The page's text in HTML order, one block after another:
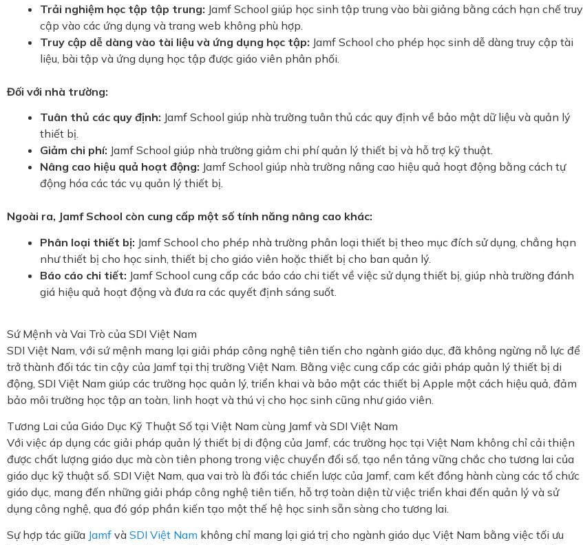
Trải nghiệm học tập tập trung: Jamf School giúp học sinh tập trung vào bài giảng bằng cách hạn chế truy
cập vào các ứng dụng và trang web không phù hợp.
Truy cập dễ dàng vào tài liệu và ứng dụng học tập: Jamf School cho phép học sinh dễ dàng truy cập tài
liệu, bài tập và ứng dụng học tập được giáo viên phân phối.
Đối với nhà trường:
Tuân thủ các quy định: Jamf School giúp nhà trường tuân thủ các quy định về bảo mật dữ liệu và quản lý
thiết bị.
Giảm chi phí: Jamf School giúp nhà trường giảm chi phí quản lý thiết bị và hỗ trợ kỹ thuật.
Nâng cao hiệu quả hoạt động: Jamf School giúp nhà trường nâng cao hiệu quả hoạt động bằng cách tự
động hóa các tác vụ quản lý thiết bị.
Ngoài ra, Jamf School còn cung cấp một số tính năng nâng cao khác:
Phân loại thiết bị: Jamf School cho phép nhà trường phân loại thiết bị theo mục đích sử dụng, chẳng hạn
như thiết bị cho học sinh, thiết bị cho giáo viên hoặc thiết bị cho ban quản lý.
Báo cáo chi tiết: Jamf School cung cấp các báo cáo chi tiết về việc sử dụng thiết bị, giúp nhà trường đánh
giá hiệu quả hoạt động và đưa ra các quyết định sáng suốt.
Sứ Mệnh và Vai Trò của SDI Việt Nam
SDI Việt Nam, với sứ mệnh mang lại giải pháp công nghệ tiên tiến cho ngành giáo dục, đã không ngừng nỗ lực để
trở thành đối tác tin cậy của Jamf tại thị trường Việt Nam. Bằng việc cung cấp các giải pháp quản lý thiết bị di
động, SDI Việt Nam giúp các trường học quản lý, triển khai và bảo mật các thiết bị Apple một cách hiệu quả, đảm
bảo môi trường học tập an toàn, linh hoạt và thú vị cho học sinh cũng như giáo viên.
Tương Lai của Giáo Dục Kỹ Thuật Số tại Việt Nam cùng Jamf và SDI Việt Nam
Với việc áp dụng các giải pháp quản lý thiết bị di động của Jamf, các trường học tại Việt Nam không chỉ cải thiện
được chất lượng giáo dục mà còn tiên phong trong việc chuyển đổi số, tạo nền tảng vững chắc cho tương lai của
giáo dục kỹ thuật số. SDI Việt Nam, qua vai trò là đối tác chiến lược của Jamf, cam kết đồng hành cùng các tổ chức
giáo dục, mang đến những giải pháp công nghệ tiên tiến, hỗ trợ toàn diện từ việc triển khai đến quản lý và sử
dụng công nghệ, qua đó góp phần kiến tạo một thế hệ học sinh sẵn sàng cho tương lai.
Sự hợp tác giữa Jamf và SDI Việt Nam không chỉ mang lại giá trị cho ngành giáo dục Việt Nam bằng việc tối ưu